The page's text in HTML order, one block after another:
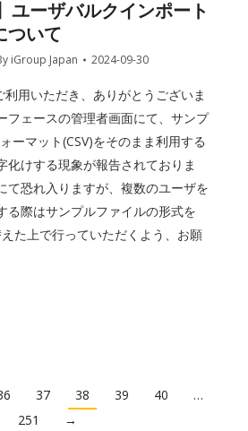
ユーザバルクインポート
ついて
iGroup Japan 2024-09-30
用いただき、ありがとうございま
フェースの管理者画面にて、サンプ
ーマット(CSV)をそのまま利用する
化けする現象が報告されておりま
て恐れ入りますが、複数のユーザを
る際はサンプルファイルの形式を
た上で行っていただくよう、お願
37 38 39 40
…
251
→